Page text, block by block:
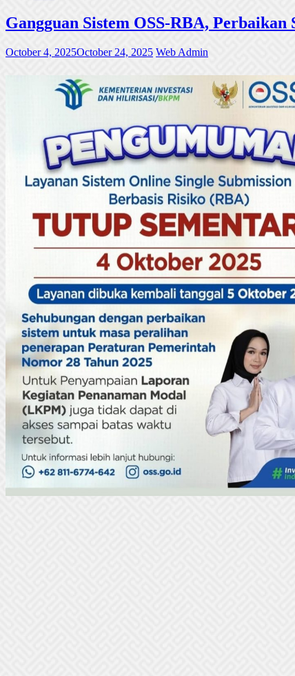
Gangguan Sistem OSS-RBA, Perbaikan
October 4, 2025October 24, 2025 Web Admin